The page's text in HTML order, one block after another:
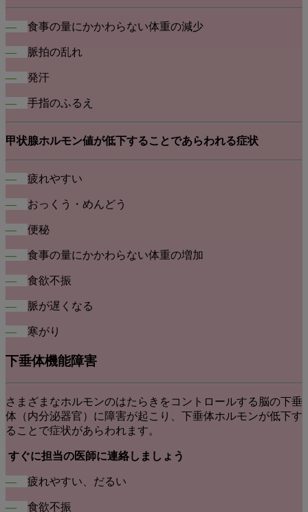
― 食事の量にかかわらない体重の減少
― 脈拍の乱れ
― 発汗
― 手指のふるえ
甲状腺ホルモン値が低下することであらわれる症状
― 疲れやすい
― おっくう・めんどう
― 便秘
― 食事の量にかかわらない体重の増加
― 食欲不振
― 脈が遅くなる
― 寒がり
下垂体機能障害
さまざまなホルモンのはたらきをコントロールする脳の下垂
体（内分泌器官）に障害が起こり、下垂体ホルモンが低下す
ることで症状があらわれます。
すぐに担当の医師に連絡しましょう
― 疲れやすい、だるい
― 食欲不振